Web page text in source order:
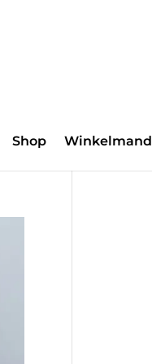
Shop Winkelmand